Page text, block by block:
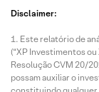
Disclaimer:
Este relatório de
(“XP Investimentos
Resolução CVM 20/
possam auxiliar o